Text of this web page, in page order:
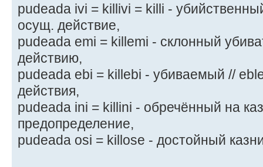
pudeada ivi = killivi = killi -
осущ. действие,
pudeada emi = killemi - склонный
действию,
pudeada ebi = killebi - убиваемый //
действия,
pudeada ini = killini - обречённый на
предопределение,
pudeada osi = killose - достойный